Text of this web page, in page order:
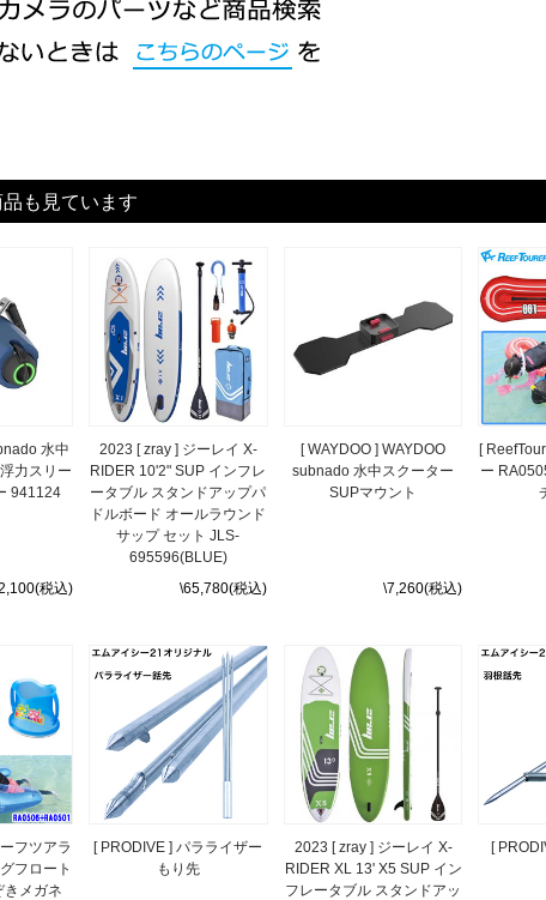
も見ています
水中
力スリー
941124
税込)
2023 [ zray ] ジーレイ X-
RIDER 10'2" SUP インフレ
ータブル スタンドアップパ
ドルボード オールラウンド
サップ セット JLS-
695596(BLUE)
\65,780(税込)
[ WAYDOO ] WAYDOO
subnado 水中スクーター
SUPマウント
\7,260(税込)
[
ー
フツアラ
フロート
メガネ
[ PRODIVE ] パラライザー
もり先
2023 [ zray ] ジーレイ X-
RIDER XL 13' X5 SUP イン
フレータブル スタンドアッ
[